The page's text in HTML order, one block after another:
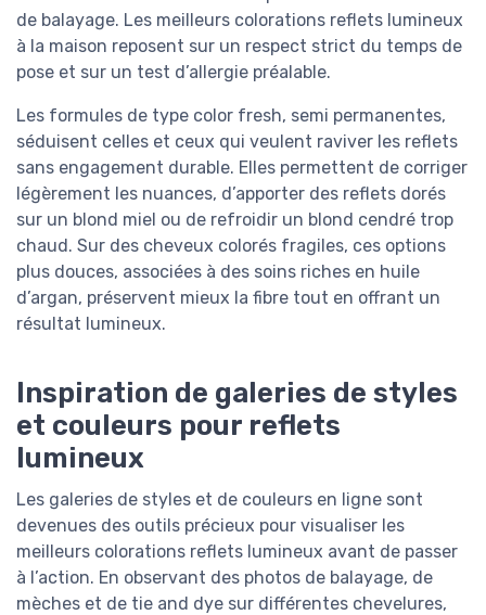
de balayage. Les meilleurs colorations reflets lumineux
à la maison reposent sur un respect strict du temps de
pose et sur un test d’allergie préalable.
Les formules de type color fresh, semi permanentes,
séduisent celles et ceux qui veulent raviver les reflets
sans engagement durable. Elles permettent de corriger
légèrement les nuances, d’apporter des reflets dorés
sur un blond miel ou de refroidir un blond cendré trop
chaud. Sur des cheveux colorés fragiles, ces options
plus douces, associées à des soins riches en huile
d’argan, préservent mieux la fibre tout en offrant un
résultat lumineux.
Inspiration de galeries de styles
et couleurs pour reflets
lumineux
Les galeries de styles et de couleurs en ligne sont
devenues des outils précieux pour visualiser les
meilleurs colorations reflets lumineux avant de passer
à l’action. En observant des photos de balayage, de
mèches et de tie and dye sur différentes chevelures,